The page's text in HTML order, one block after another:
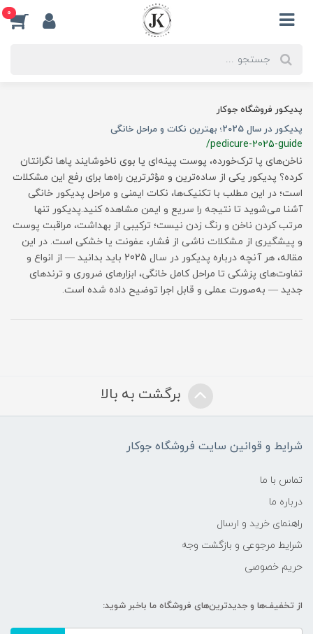
0
پدیکور فروشگاه جوکار
پدیکور در سال 2025؛ بهترین نکات و مراحل خانگی
/pedicure-2025-guide
ناخن‌های پا ترک‌خورده، پوست پینه‌ای یا بوی ناخوشایند پاها نگرانتان
کرده؟ پدیکور یکی از ساده‌ترین و مؤثرترین راه‌ها برای رفع این مشکلات
است؛ در این مطلب با تکنیک‌ها، نکات ایمنی و مراحل پدیکور خانگی
آشنا می‌شوید تا نتیجه را سریع و ایمن مشاهده کنید.پدیکور تنها
مرتب کردن ناخن و رنگ زدن نیست؛ ترکیبی از بهداشت، مراقبت پوست
و پیشگیری از مشکلات ناشی از فشار، عفونت یا خشکی است. در این
مقاله، هر آنچه درباره پدیکور در سال 2025 باید بدانید — از انواع و
تفاوت‌های پزشکی تا مراحل کامل خانگی، ابزارهای ضروری و ترندهای
جدید — به‌صورت عملی و قابل اجرا توضیح داده شده است.
برگشت به بالا
شرایط و قوانین سایت فروشگاه جوکار
تماس با ما
درباره ما
راهنمای خرید و ارسال
شرایط مرجوعی و بازگشت وجه
حریم خصوصی
از تخفیف‌ها و جدیدترین‌های فروشگاه ما باخبر شوید: